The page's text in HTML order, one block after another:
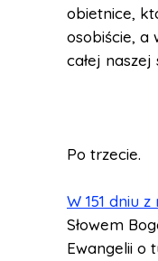
obietnice,
osobiście, a
całej naszej
Po trzecie.
W 151 dniu
Słowem
Ewangelii o